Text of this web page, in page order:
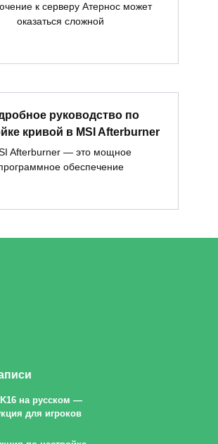
к серверу Атернос может
оказаться сложной
руководство по
кривой в MSI Afterburner
Afterburner — это мощное
обеспечение
на русском —
для игроков